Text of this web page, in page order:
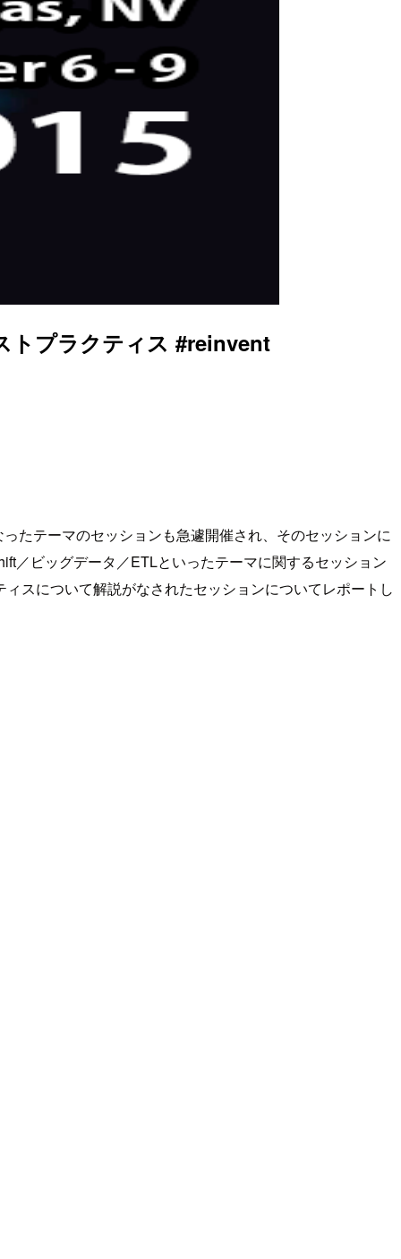
トプラクティス #reinvent
たテーマのセッションも急遽開催され、そのセッションに
／ビッグデータ／ETLといったテーマに関するセッション
スについて解説がなされたセッションについてレポートし